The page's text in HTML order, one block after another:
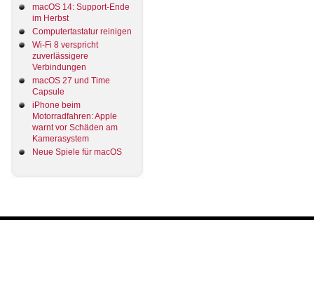
macOS 14: Support-Ende
im Herbst
Computertastatur reinigen
Wi-Fi 8 verspricht
zuverlässigere
Verbindungen
macOS 27 und Time
Capsule
iPhone beim
Motorradfahren: Apple
warnt vor Schäden am
Kamerasystem
Neue Spiele für macOS